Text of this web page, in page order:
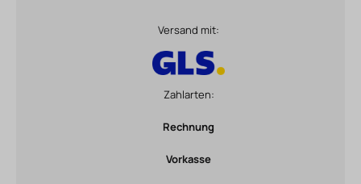
Versand mit:
Zahlarten:
Rechnung
Vorkasse